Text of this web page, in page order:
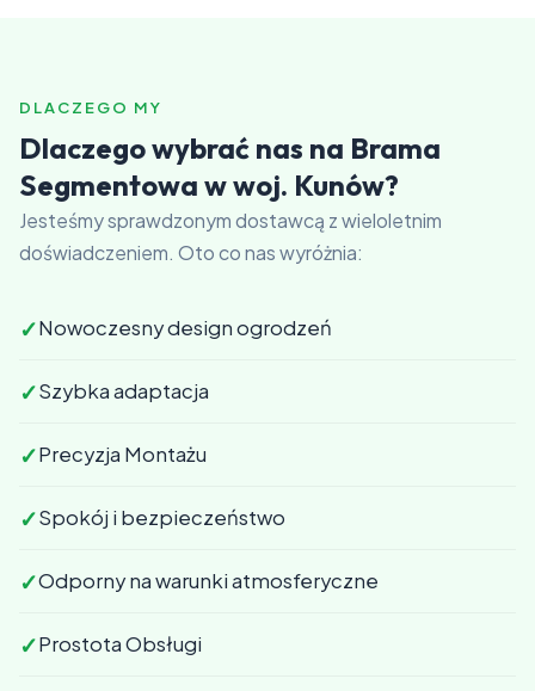
DLACZEGO MY
Dlaczego wybrać nas na Brama
Segmentowa w woj. Kunów?
Jesteśmy sprawdzonym dostawcą z wieloletnim
doświadczeniem. Oto co nas wyróżnia:
✓Nowoczesny design ogrodzeń
✓Szybka adaptacja
✓Precyzja Montażu
✓Spokój i bezpieczeństwo
✓Odporny na warunki atmosferyczne
✓Prostota Obsługi